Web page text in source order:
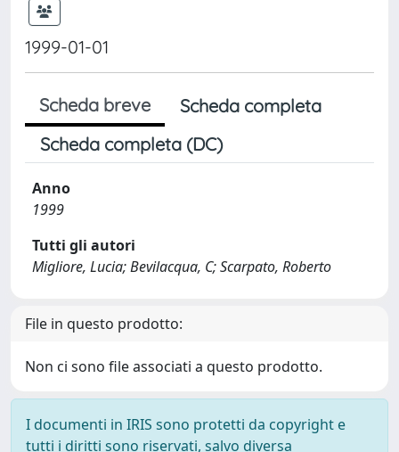
1999-01-01
Scheda breve
Scheda completa
Scheda completa (DC)
Anno
1999
Tutti gli autori
Migliore, Lucia; Bevilacqua, C; Scarpato, Roberto
File in questo prodotto:
Non ci sono file associati a questo prodotto.
I documenti in IRIS sono protetti da copyright e
tutti i diritti sono riservati, salvo diversa